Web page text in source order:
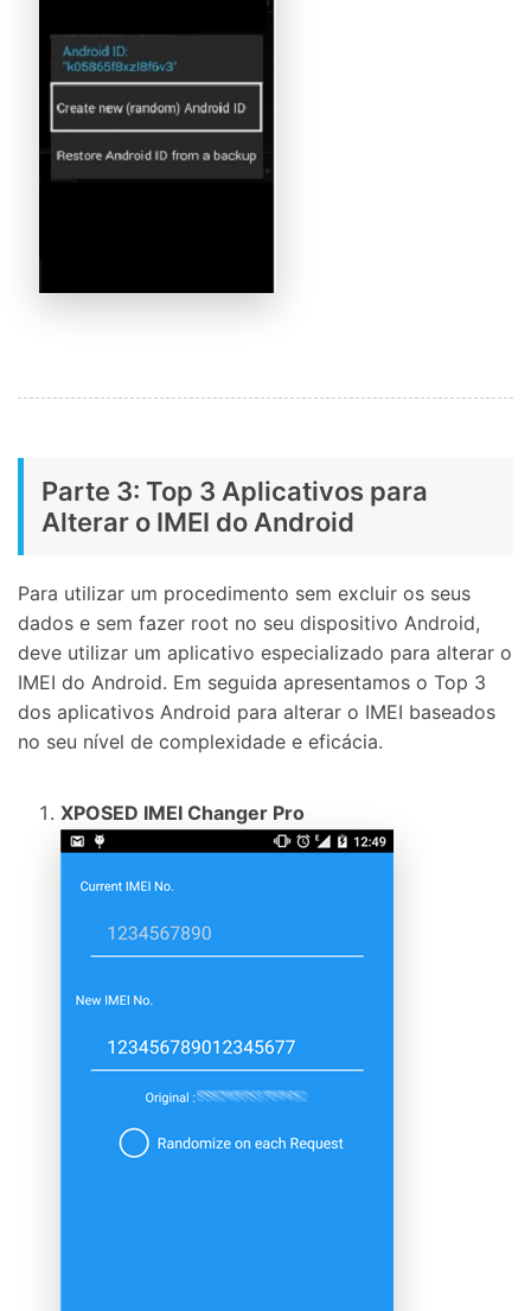
Controle seu celular com Dr.Fone
50M+ usuários, 17+ anos
Tecnologia de IA, sem complicação
Abrir APP Teste Online
Parte 3: Top 3 Aplicativos para
Alterar o IMEI do Android
Para utilizar um procedimento sem excluir os seus
dados e sem fazer root no seu dispositivo Android,
deve utilizar um aplicativo especializado para alterar o
IMEI do Android. Em seguida apresentamos o Top 3
dos aplicativos Android para alterar o IMEI baseados
no seu nível de complexidade e eficácia.
XPOSED IMEI Changer Pro